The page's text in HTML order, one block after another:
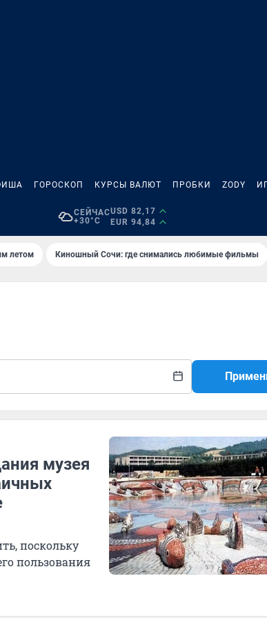
ГОРОСКОП КУРСЫ ВАЛЮТ ПРОБКИ ZODY
СЕЙЧАС
+30°C
USD 82,17
EUR 94,84
летом Киношный Сочи: где снимались любимые фильмы
музея
поскольку
пользования